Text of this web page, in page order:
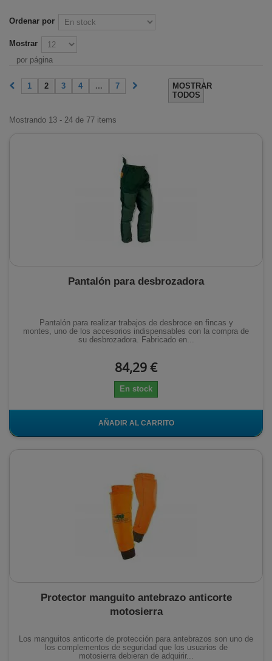
Ordenar por
Mostrar
por página
MOSTRAR
TODOS
1 2 3 4 ... 7
Mostrando 13 - 24 de 77 items
Pantalón para desbrozadora
Pantalón para realizar trabajos de desbroce en fincas y
montes, uno de los accesorios indispensables con la compra de
su desbrozadora. Fabricado en...
84,29 €
En stock
AÑADIR AL CARRITO
Protector manguito antebrazo anticorte
motosierra
Los manguitos anticorte de protección para antebrazos son uno de
los complementos de seguridad que los usuarios de
motosierra debieran de adquirir...